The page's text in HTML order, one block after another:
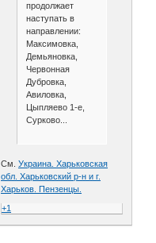
продолжает
наступать в
направлении:
Максимовка,
Демьяновка,
Червонная
Дубровка,
Авиловка,
Цыпляево 1-е,
Сурково...
См.Украина. Харьковская
обл. Харьковский р-н и г.
Харьков. Пензенцы.
+1